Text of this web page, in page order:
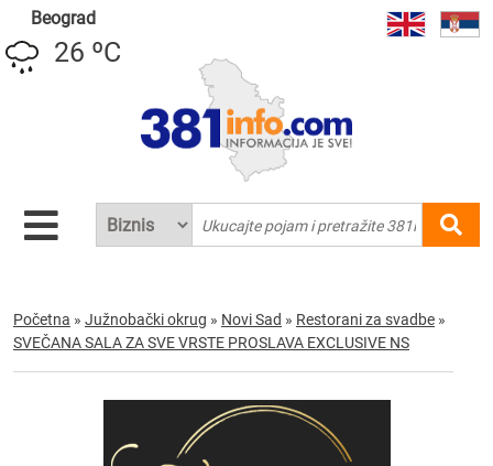
Beograd
26 ºC
Početna » Južnobački okrug » Novi Sad » Restorani za svadbe »
SVEČANA SALA ZA SVE VRSTE PROSLAVA EXCLUSIVE NS